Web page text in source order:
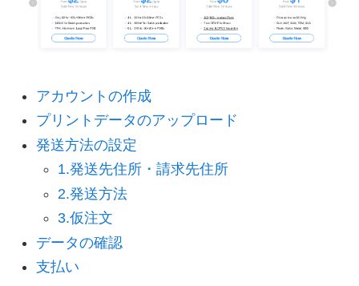
アカウントの作成
プリントデータのアップロード
発送方法の設定
1.発送先住所・請求先住所
2.発送方法
3.仮注文
データの確認
支払い